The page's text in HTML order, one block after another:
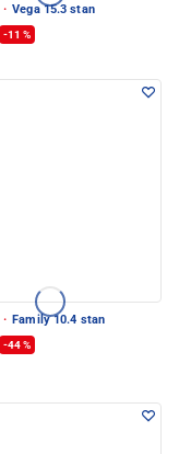
· Vega 15.3 stan
-11 %
· Family 10.4 stan
-44 %